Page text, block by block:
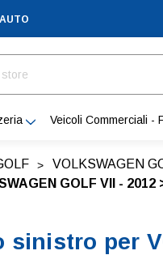
Veicoli Commerciali -
VOLKSWAGEN
GOLF VII - 2012
per